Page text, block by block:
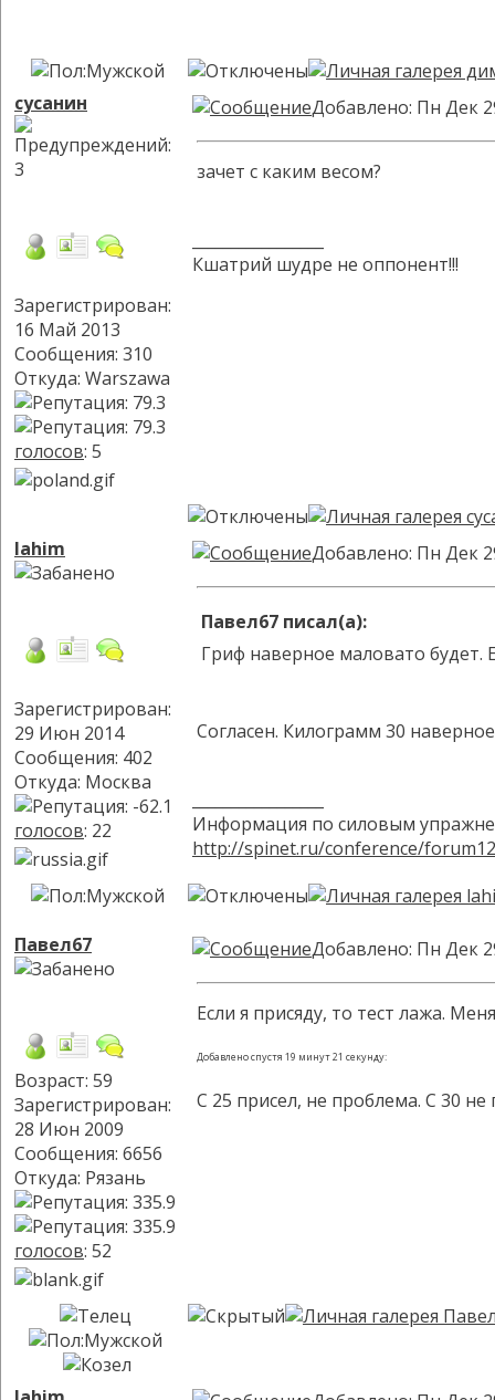
сусанин
Зарегистрирован:
16 Май 2013
Сообщения: 310
Откуда: Warszawa
голосов: 5
Добавлено: Пн Дек
зачет с каким весом?
Кшатрий шудре не оппонент!!!
lahim
Зарегистрирован:
29 Июн 2014
Сообщения: 402
Откуда: Москва
голосов: 22
Добавлено: Пн Дек
Павел67 писал(а):
Гриф наверное маловато будет.
Согласен. Килограмм 30
Информация по силовым
http://spinet.ru/conference/
Павел67
Возраст: 59
Зарегистрирован:
28 Июн 2009
Сообщения: 6656
Откуда: Рязань
голосов: 52
Добавлено: Пн Дек
Если я присяду, то тест лажа.
Добавлено спустя 19 минут 21 секунду:
С 25 присел, не проблема. С 30